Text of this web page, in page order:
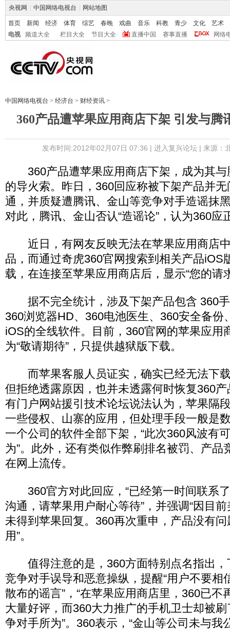
央视网 中国网络电视台 网站地图
首页 新闻 经济 体育 综艺 春晚 戏曲 音乐 科教 青少 文化
艺术
电视
频道大全 栏目大全 节目大全 直播中国 赛事直播 网络
中国网络电视台 > 经济台 > 财经资讯 >
360产品遭苹果应用商店下架 引发与腾
发布时间:2012年02月07日 07:36 | 进入复兴论坛| 来源：
360产品遭苹果应用商店下架，成为其与
的导火索。昨日，360回应称被下架产品并
通，并质疑遭腾讯、金山等竞争对手造谣抹
对此，腾讯、金山否认“造谣论”，认为360应
近日，有网友反映无法在苹果应用商店
品，而通过奇虎360官网搜索到相关产品iOS
载，在连接至苹果应用商店后，显示“您的请
据不完全统计，涉及下架产品包含 360手
360浏览器HD、360电池医生、360安全备份
iOS的全线软件。目前，360官网的苹果应用
为“敬请期待”，只提供越狱版下载。
而苹果客服人员证实，确实已经无法下
但拒绝透露原因，也并未透露何时恢复360
有门户网站援引技术论坛说法认为，苹果隔
一些侵权、山寨的应用，但处理手段一般是
一个公司的软件全部下架，“此次360风波有
为”。此外，还有类似作弊刷排名被罚、产品
在网上流传。
360官方对此回应，“已经第一时间联系
沟通，请苹果用户耐心等待”，并强调“因目
未得到苹果回复。360再次重申，产品没有
用”。
值得注意的是，360方面特别点名指出，
竞争对手误导和恶意操纵，提醒“用户不要相
散布的谣言”，“在苹果应用商店里，360已不
大量好评，而360大力推广的手机卫士却被
争对手所为”。360表示，“金山等公司未与我